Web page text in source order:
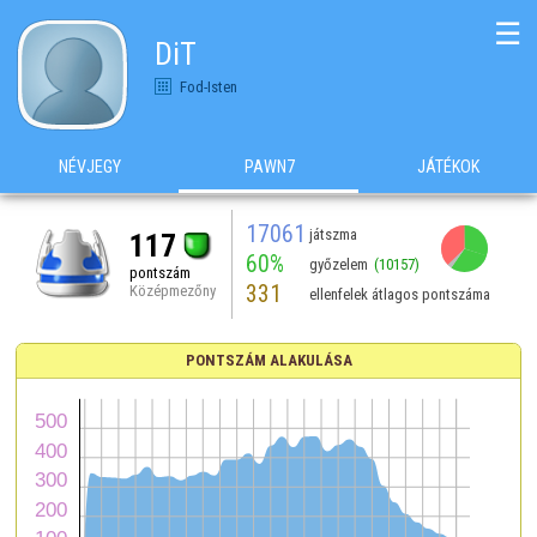
DiT
Fod-Isten
☰
NÉVJEGY PAWN7 JÁTÉKOK
117
pontszám
Középmezőny
17061 játszma
60% győzelem (10157)
331 ellenfelek átlagos pontszáma
PONTSZÁM ALAKULÁSA